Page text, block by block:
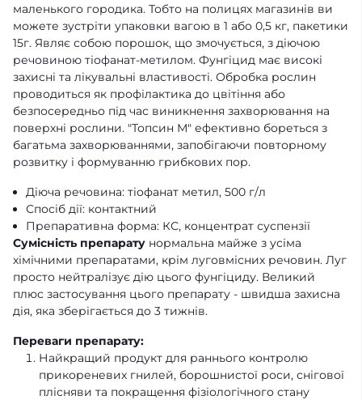
маленького городика. Тобто на полицях магазинів ви
можете зустріти упаковки вагою в 1 або 0,5 кг, пакетики
15г. Являє собою порошок, що змочується, з діючою
речовиною тіофанат-метилом. Фунгіцид має високі
захисні та лікувальні властивості. Обробка рослин
проводиться як профілактика до цвітіння або
безпосередньо під час виникнення захворювання на
поверхні рослини. "Топсин М" ефективно бореться з
багатьма захворюваннями, запобігаючи повторному
розвитку і формуванню грибкових пор.
Діюча речовина: тіофанат метил, 500 г/л
Спосіб дії: контактний
Препаративна форма: КС, концентрат суспензії
Сумісність препарату нормальна майже з усіма
хімічними препаратами, крім луговмісних речовин. Луг
просто нейтралізує дію цього фунгіциду. Великий
плюс застосування цього препарату - швидша захисна
дія, яка зберігається до 3 тижнів.
Переваги препарату:
Найкращий продукт для раннього контролю
прикореневих гнилей, борошнистої роси, снігової
плісняви та покращення фізіологічного стану